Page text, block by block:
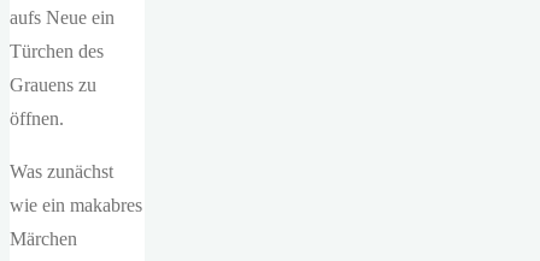
aufs Neue ein
Türchen des
Grauens zu
öffnen.
Was zunächst
wie ein makabres
Märchen